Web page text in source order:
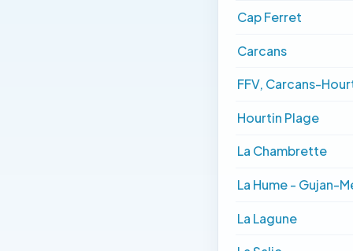
Cap Ferret
Carcans
FFV, Carcans-
Hourtin Plage
La Chambrette
La Hume - Gujan-
La Lagune